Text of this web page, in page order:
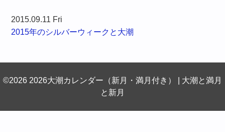
2015.09.11 Fri
2015年のシルバーウィークと大潮
©2026 2026大潮カレンダー（新月・満月付き） | 大潮と満月
と新月